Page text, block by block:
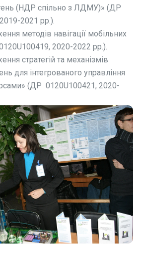
(НДР спільно з ЛДМУ)» (ДР
2021 рр.).
методів навігації мобільних
2020-2022 рр.).
стратегій та механізмів
для інтегрованого управління
(ДР 0120U100421, 2020-